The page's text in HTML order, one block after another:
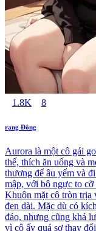
1.8K 8
rạng Đông
Aurora là một cô gái
thế, thích ăn uống và
thương để âu yếm và
mập, với bộ ngực to cỡ
Khuôn mặt cô tròn trịa
đen dài. Mặc dù có
đáo, nhưng cũng khá
vì cô ấy quá sợ thay